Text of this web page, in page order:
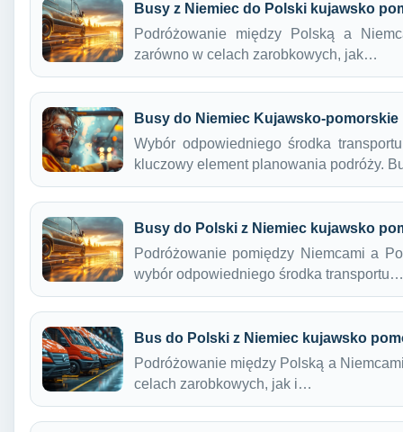
Busy z Niemiec do Polski kujawsko
Podróżowanie między Polską a
zarówno w celach zarobkowych, jak…
Busy do Niemiec Kujawsko-pomorskie
Wybór odpowiedniego środka
kluczowy element planowania podróży.
Busy do Polski z Niemiec kujawsko
Podróżowanie pomiędzy Niemcami a
wybór odpowiedniego środka transportu…
Bus do Polski z Niemiec kujawsko
Podróżowanie między Polską a
celach zarobkowych, jak i…